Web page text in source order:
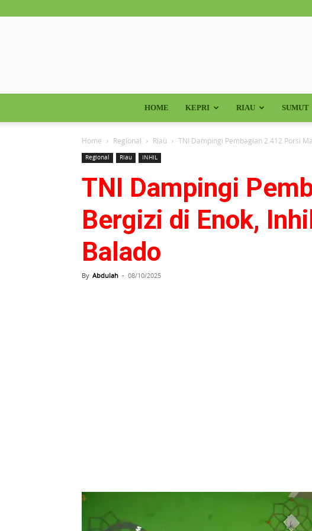
HOME KEPRI RIAU SUMUT
Home Regional Riau TNI Dampingi Pembagian 2.412 Porsi
Regional Riau INHIL
TNI Dampingi
Bergizi di Enok,
Balado
By Abdulah - 08/10/2025